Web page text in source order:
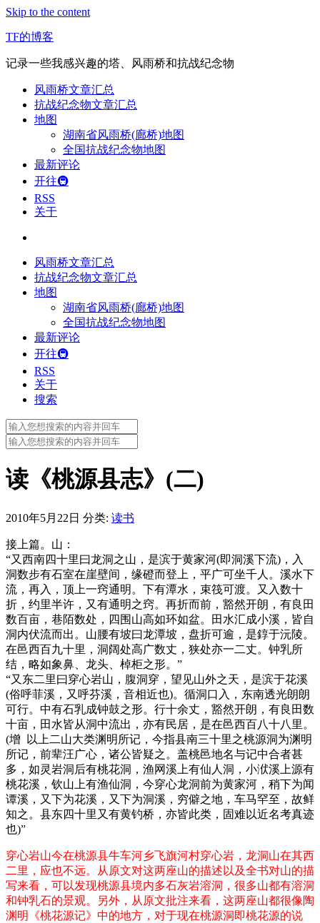
Skip to the content
TF的博客
记录一些我感兴趣的塔、风雨桥和抗战纪念物
风雨桥文章汇总
抗战纪念物文章汇总
地图
湖南省风雨桥(廊桥)地图
全国抗战纪念物地图
最新评论
开往🚇
RSS
关于
风雨桥文章汇总
抗战纪念物文章汇总
地图
湖南省风雨桥(廊桥)地图
全国抗战纪念物地图
最新评论
开往🚇
RSS
关于
搜索
Search
for:
Search
for:
读《桃源县志》(二)
2010年5月22日 分类: 读书
接上篇。山：
“又西南四十里曰龙洞之山，是滨于黄家河(即洞溪下流)，入
洞数步有石室在崖壁间，缘磴而登上，平广可坐千人。溪水下
流，再入，顶上一窍通明。下有潭水，束筏可渡。又入数十
折，约里半许，又有通明之窍。再折而前，豁然开朗，有良田
数百亩，巷陌数处，四围山高如环如盆。田水汇成小溪，皆自
洞内伏流而出。山腰有坡曰龙潭坡，盘折可逾，是錞于沅陵。
在邑西百九十里，洞阔处高广数丈，狭处亦一二丈。钟乳所
结，略如象鼻、龙头、棹柜之形。”
“又东二里曰穿心岩山，腹洞穿，望见山外之天，是滨于花溪
(俗呼菲溪，又呼芬溪，音相近也)。循洞口入，东南透光朗朗
可行。中有石乳成钟鼓之形。行十余丈，豁然开朗，有良田数
十亩，田水皆从洞中流出，亦有民居，是在邑西百八十八里。
(增 以上二山大类渊明所记，今指县南三十里之桃源洞为渊明
所记，前辈汪广心，诸公皆疑之。盖桃邑地名与记中合者甚
多，如灵岩洞后有桃花洞，渔网溪上有仙人洞，小洑溪上源有
桃花溪，钦山上有渔仙洞，今穿心龙洞前为黄家河，稍下为闻
谭溪，又下为花溪，又下为洞溪，穷僻之地，车马罕至，故鲜
知之。县东四十里又有黄钓桥，亦皆此类，固难以近名考真迹
也)”
穿心岩山今在桃源县牛车河乡飞旗河村穿心岩，龙洞山在其西
二里，应也不远。从原文对这两座山的描述以及全书对山的描
写来看，可以发现桃源县境内多石灰岩溶洞，很多山都有溶洞
和钟乳石的景观。另外，从原文批注来看，这两座山都很像陶
渊明《桃花源记》中的地方，对于现在桃源洞即桃花源的说